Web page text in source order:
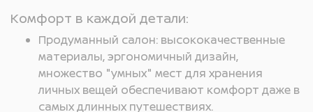
Комфорт в каждой детали:
Продуманный салон: высококачественные
материалы, эргономичный дизайн,
множество "умных" мест для хранения
личных вещей обеспечивают комфорт даже в
самых длинных путешествиях.